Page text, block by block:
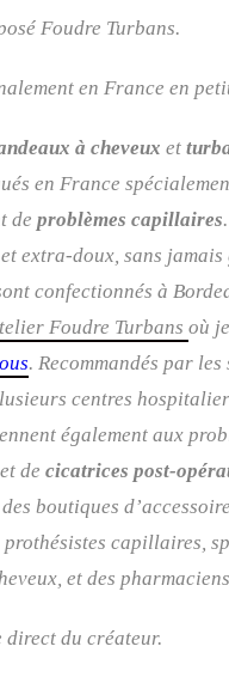
Foudre Turbans.
en France en
à cheveux et
en France
de problèmes capillaires
et extra-doux, sans jamais
confectionnés à
Foudre Turbans où
. Recommandés par les
centres
également aux
et de cicatrices post-
boutiques
prothésistes capillaires,
et des
direct du créateur.